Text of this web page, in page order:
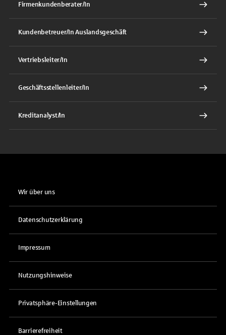
Firmenkundenberater/In
Kundenbetreuer/In Auslandsgeschäft
Vertriebsleiter/In
Geschäftsstellenleiter/In
Kreditanalyst/In
Wir über uns
Datenschutzerklärung
Impressum
Nutzungshinweise
Privatsphäre-Einstellungen
Barrierefreiheit